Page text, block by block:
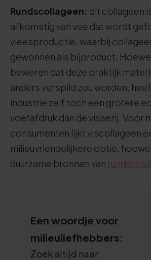
Rundscollageen: dit collageen
afkomstig van vee dat wordt
vleesproductie, waarbij
gewonnen als bijproduct.
beweren dat deze praktijk
anders verspild zou worden,
industrie zelf toch een grotere
voetafdruk dan de visserij. Voor
consumenten lijkt viscollageen
milieuvriendelijkere optie,
duurzame bronnen van
Een woordje voor
milieuliefhebbers:
Zoek altijd naar